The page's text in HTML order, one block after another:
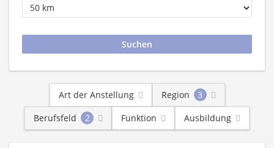
Art der Anstellung Region
3
Berufsfeld
2 Funktion Ausbildung